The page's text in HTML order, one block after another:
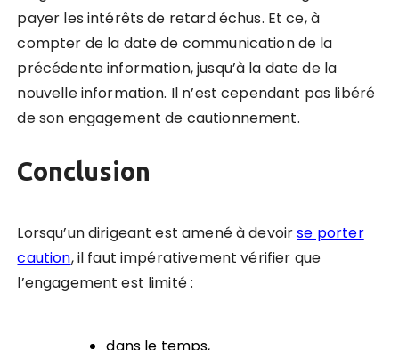
payer les intérêts de retard échus. Et ce, à
compter de la date de communication de la
précédente information, jusqu’à la date de la
nouvelle information. Il n’est cependant pas libéré
de son engagement de cautionnement.
Conclusion
Lorsqu’un dirigeant est amené à devoirse porter
caution, il faut impérativement vérifier que
l’engagement est limité :